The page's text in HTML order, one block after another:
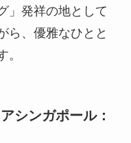
」発祥の地として
ら、優雅なひとと
。
シンガポール：